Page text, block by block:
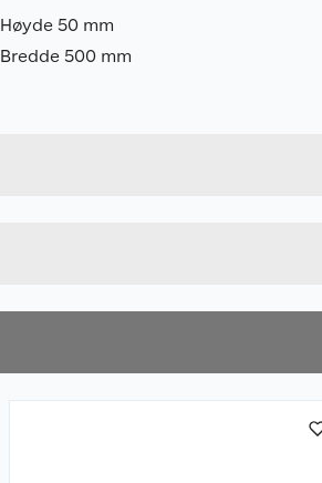
Høyde 50 mm
Bredde 500 mm